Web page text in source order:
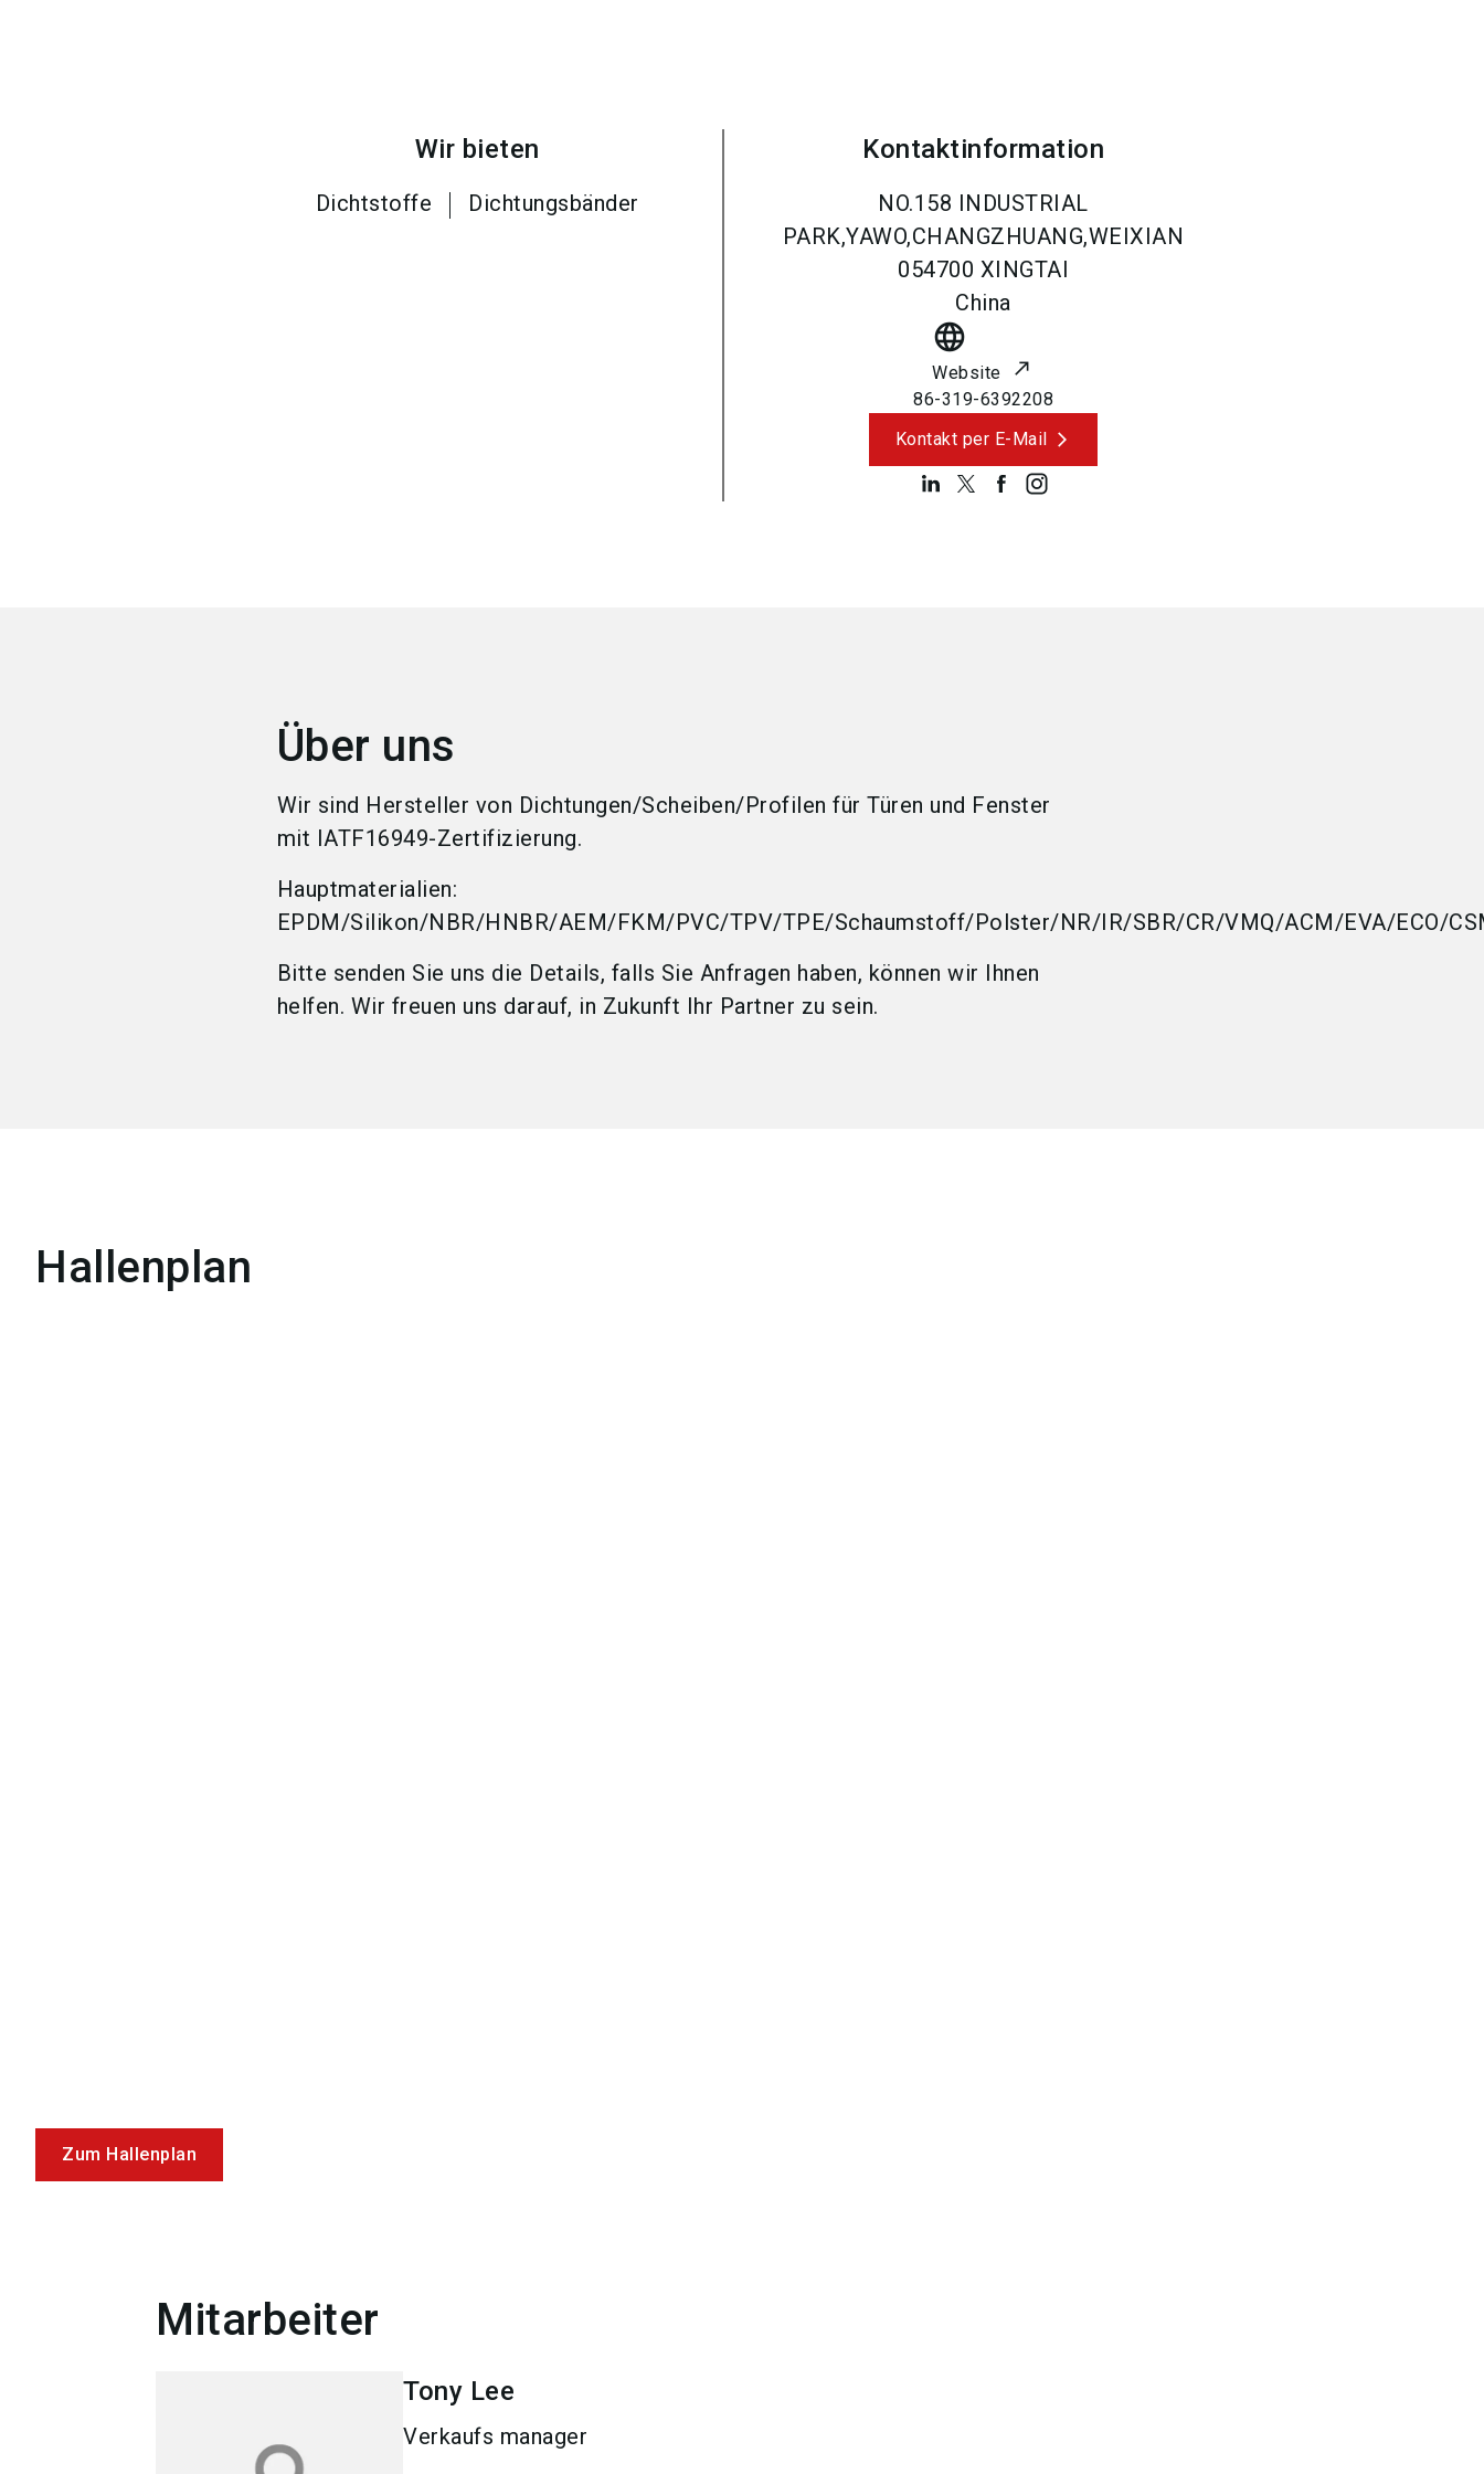
Wir bieten
Dichtstoffe Dichtungsbänder
Kontaktinformation
NO.158 INDUSTRIAL
PARK,YAWO,CHANGZHUANG,WEIXIAN
054700 XINGTAI
China
language
Website
86-319-6392208
Kontakt per E-Mail
Über uns
Wir sind Hersteller von Dichtungen/Scheiben/Profilen für Türen und Fenster
mit IATF16949-Zertifizierung.
Hauptmaterialien:
EPDM/Silikon/NBR/HNBR/AEM/FKM/PVC/TPV/TPE/Schaumstoff/Polster/NR/IR/SBR/CR/VMQ/ACM/EVA/ECO/
Bitte senden Sie uns die Details, falls Sie Anfragen haben, können wir Ihnen
helfen. Wir freuen uns darauf, in Zukunft Ihr Partner zu sein.
Hallenplan
Zum Hallenplan
Mitarbeiter
Tony Lee
Verkaufs manager